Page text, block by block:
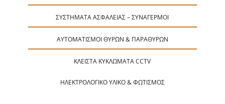
ΣΥΣΤΉΜΑΤΑ ΑΣΦΑΛΕΊΑΣ – ΣΥΝΑΓΕΡΜΟΊ
ΑΥΤΟΜΑΤΙΣΜΟΊ ΘΥΡΏΝ & ΠΑΡΑΘΎΡΩΝ
ΚΛΕΙΣΤΆ ΚΥΚΛΏΜΑΤΑ CCTV
ΗΛΕΚΤΡΟΛΟΓΙΚΌ ΥΛΙΚΌ & ΦΩΤΙΣΜΌΣ